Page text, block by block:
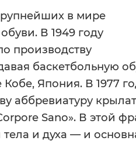
в мире
В 1949 году
производству
баскетбольную
Япония. В 1977
аббревиатуру
Sano». В этой
и духа — и